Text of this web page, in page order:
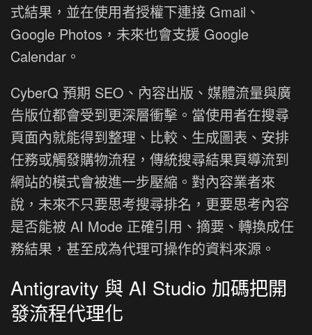
式結果，並在使用者授權下連接 Gmail、
Google Photos，未來也會支援 Google
Calendar。
CyberQ 預期 SEO、內容出版、媒體流量與廣
告版位都會受到更深層衝擊。當使用者在搜尋
頁面內就能得到整理、比較、生成圖表、安排
任務或觸發購物流程，傳統搜尋結果頁導流到
網站的模式會被進一步壓縮。對內容業者來
說，未來不只要思考搜尋排名，更要思考內容
是否能被 AI Mode 正確引用、摘要、轉換成任
務結果，甚至成為代理可操作的資料來源。
Antigravity 與 AI Studio 加碼把開
發流程代理化